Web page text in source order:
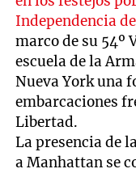
Independencia
marco de su 54º
escuela de la
Nueva York una
embarcaciones
Libertad.
La presencia de
a Manhattan se